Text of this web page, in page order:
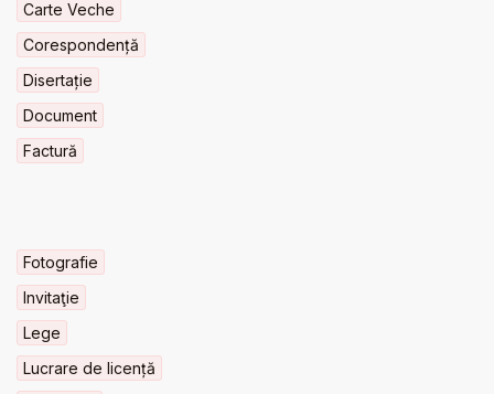
Carte Veche
Corespondență
Disertație
Document
Factură
Fotografie
Invitaţie
Lege
Lucrare de licență